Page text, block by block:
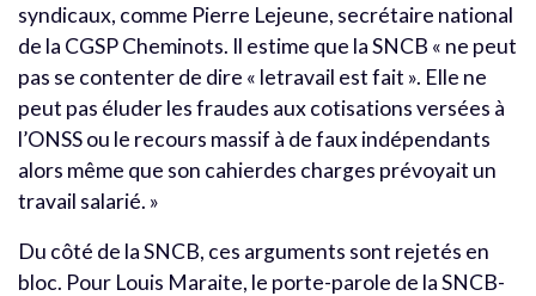
syndicaux, comme Pierre Lejeune, secrétaire national
de la CGSP Cheminots. Il estime que la SNCB « ne peut
pas se contenter de dire « letravail est fait ». Elle ne
peut pas éluder les fraudes aux cotisations versées à
l’ONSS ou le recours massif à de faux indépendants
alors même que son cahierdes charges prévoyait un
travail salarié. »
Du côté de la SNCB, ces arguments sont rejetés en
bloc. Pour Louis Maraite, le porte-parole de la SNCB-